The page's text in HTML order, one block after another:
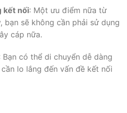
kết nối: Một ưu điểm nữa từ
bạn sẽ không cần phải sử dụng
cáp nữa.
Bạn có thể di chuyển dễ dàng
lo lắng đến vấn đề kết nối